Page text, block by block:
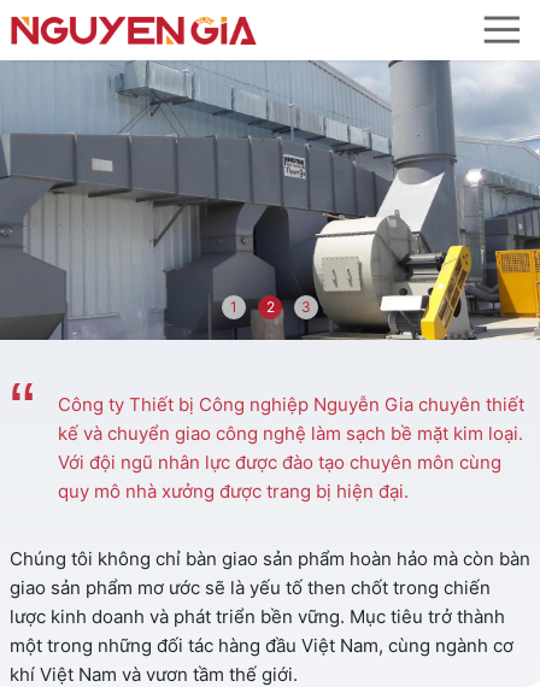
Skip to navigation
Chuyển đến nội dung
1 2 3
Công ty Thiết bị Công nghiệp Nguyễn Gia chuyên thiết
kế và chuyển giao công nghệ làm sạch bề mặt kim loại.
Với đội ngũ nhân lực được đào tạo chuyên môn cùng
quy mô nhà xưởng được trang bị hiện đại.
Chúng tôi không chỉ bàn giao sản phẩm hoàn hảo mà còn bàn
giao sản phẩm mơ ước sẽ là yếu tố then chốt trong chiến
lược kinh doanh và phát triển bền vững. Mục tiêu trở thành
một trong những đối tác hàng đầu Việt Nam, cùng ngành cơ
khí Việt Nam và vươn tầm thế giới.